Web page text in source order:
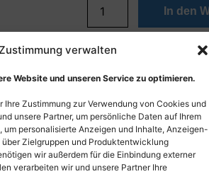
verwalten
Website und unseren Service zu optimieren.
Ihre Zustimmung zur Verwendung von Cookies und
unsere Partner, um persönliche Daten auf Ihrem
personalisierte Anzeigen und Inhalte, Anzeigen-
Zielgruppen und Produktentwicklung
wir außerdem für die Einbindung externer
verarbeiten wir und unsere Partner Ihre
In den